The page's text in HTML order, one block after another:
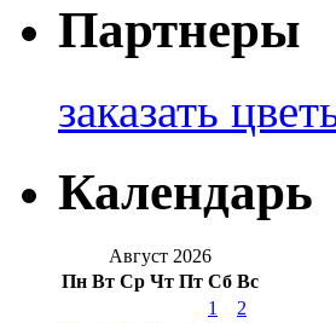
Партнеры
заказать
Календарь
Август 2026
Пн Вт Ср Чт Пт Сб Вс
1
2